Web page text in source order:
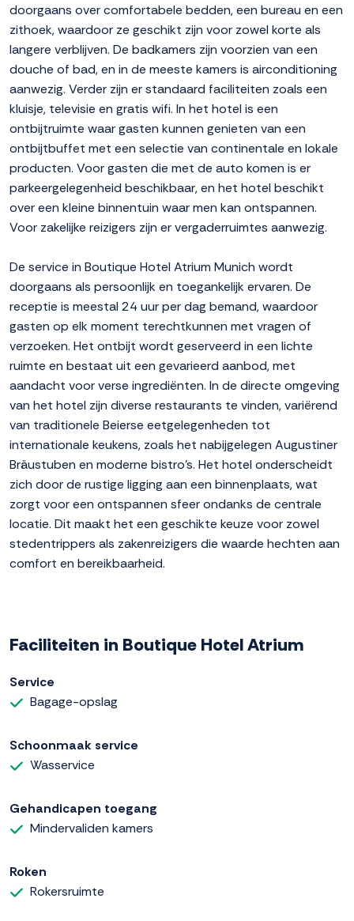
doorgaans over comfortabele bedden, een bureau en een
zithoek, waardoor ze geschikt zijn voor zowel korte als
langere verblijven. De badkamers zijn voorzien van een
douche of bad, en in de meeste kamers is airconditioning
aanwezig. Verder zijn er standaard faciliteiten zoals een
kluisje, televisie en gratis wifi. In het hotel is een
ontbijtruimte waar gasten kunnen genieten van een
ontbijtbuffet met een selectie van continentale en lokale
producten. Voor gasten die met de auto komen is er
parkeergelegenheid beschikbaar, en het hotel beschikt
over een kleine binnentuin waar men kan ontspannen.
Voor zakelijke reizigers zijn er vergaderruimtes aanwezig.
De service in Boutique Hotel Atrium Munich wordt
doorgaans als persoonlijk en toegankelijk ervaren. De
receptie is meestal 24 uur per dag bemand, waardoor
gasten op elk moment terechtkunnen met vragen of
verzoeken. Het ontbijt wordt geserveerd in een lichte
ruimte en bestaat uit een gevarieerd aanbod, met
aandacht voor verse ingrediënten. In de directe omgeving
van het hotel zijn diverse restaurants te vinden, variërend
van traditionele Beierse eetgelegenheden tot
internationale keukens, zoals het nabijgelegen Augustiner
Bräustuben en moderne bistro's. Het hotel onderscheidt
zich door de rustige ligging aan een binnenplaats, wat
zorgt voor een ontspannen sfeer ondanks de centrale
locatie. Dit maakt het een geschikte keuze voor zowel
stedentrippers als zakenreizigers die waarde hechten aan
comfort en bereikbaarheid.
Faciliteiten in Boutique Hotel Atrium
Service
Bagage-opslag
Schoonmaak service
Wasservice
Gehandicapen toegang
Mindervaliden kamers
Roken
Rokersruimte